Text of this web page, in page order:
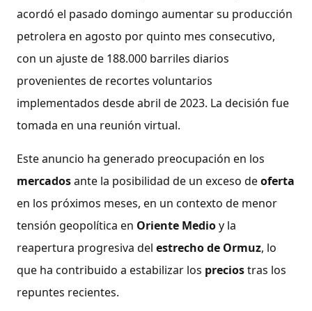
acordó el pasado domingo aumentar su producción
petrolera en agosto por quinto mes consecutivo,
con un ajuste de 188.000 barriles diarios
provenientes de recortes voluntarios
implementados desde abril de 2023. La decisión fue
tomada en una reunión virtual.
Este anuncio ha generado preocupación en los
mercadosante la posibilidad de un exceso deoferta
en los próximos meses, en un contexto de menor
tensión geopolítica en Oriente Medioy la
reapertura progresiva del estrecho de Ormuz, lo
que ha contribuido a estabilizar los preciostras los
repuntes recientes.